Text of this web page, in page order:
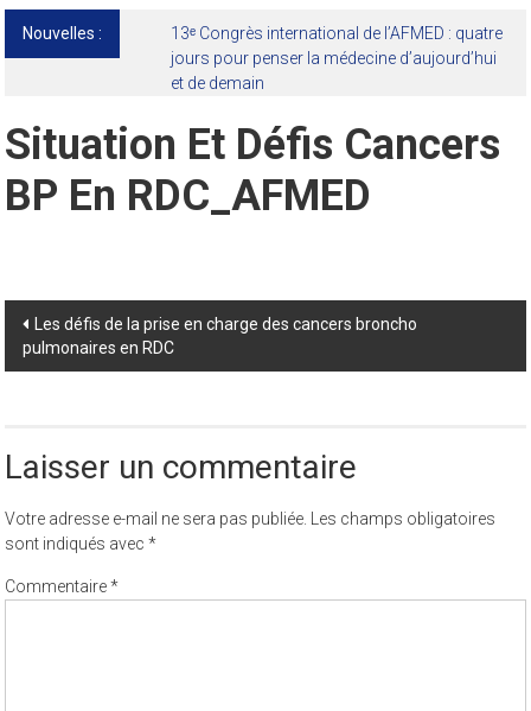
Nouvelles :
13ᵉ Congrès international de l’AFMED : quatre
jours pour penser la médecine d’aujourd’hui
et de demain
Situation Et Défis Cancers
BP En RDC_AFMED
Post
navigation
Les défis de la prise en charge des cancers broncho
pulmonaires en RDC
Laisser un commentaire
Votre adresse e-mail ne sera pas publiée. Les champs obligatoires
sont indiqués avec*
Commentaire*